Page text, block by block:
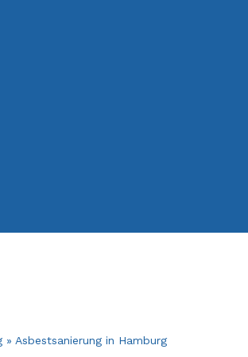
» Asbestsanierung in Hamburg